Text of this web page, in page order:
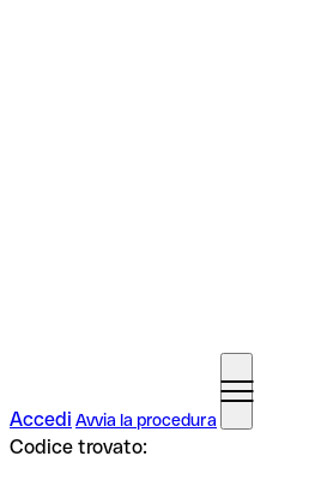
Accedi Avvia la procedura
Codice trovato: